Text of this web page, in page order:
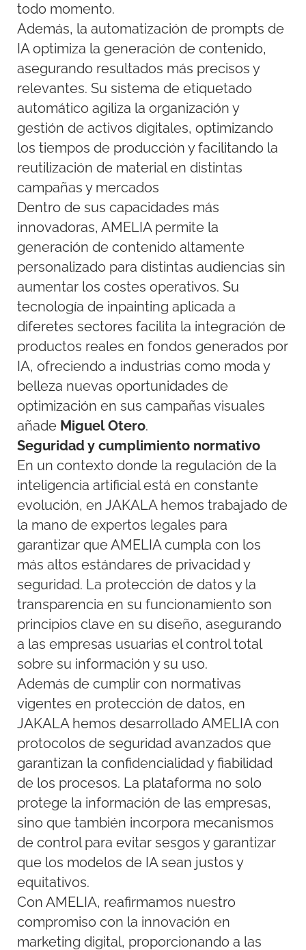
todo momento.
Además, la automatización de prompts de
IA optimiza la generación de contenido,
asegurando resultados más precisos y
relevantes. Su sistema de etiquetado
automático agiliza la organización y
gestión de activos digitales, optimizando
los tiempos de producción y facilitando la
reutilización de material en distintas
campañas y mercados
Dentro de sus capacidades más
innovadoras, AMELIA permite la
generación de contenido altamente
personalizado para distintas audiencias sin
aumentar los costes operativos. Su
tecnología de inpainting aplicada a
diferetes sectores facilita la integración de
productos reales en fondos generados por
IA, ofreciendo a industrias como moda y
belleza nuevas oportunidades de
optimización en sus campañas visuales
añade Miguel Otero.
Seguridad y cumplimiento normativo
En un contexto donde la regulación de la
inteligencia artificial está en constante
evolución, en JAKALA hemos trabajado de
la mano de expertos legales para
garantizar que AMELIA cumpla con los
más altos estándares de privacidad y
seguridad. La protección de datos y la
transparencia en su funcionamiento son
principios clave en su diseño, asegurando
a las empresas usuarias el control total
sobre su información y su uso.
Además de cumplir con normativas
vigentes en protección de datos, en
JAKALA hemos desarrollado AMELIA con
protocolos de seguridad avanzados que
garantizan la confidencialidad y fiabilidad
de los procesos. La plataforma no solo
protege la información de las empresas,
sino que también incorpora mecanismos
de control para evitar sesgos y garantizar
que los modelos de IA sean justos y
equitativos.
Con AMELIA, reafirmamos nuestro
compromiso con la innovación en
marketing digital, proporcionando a las